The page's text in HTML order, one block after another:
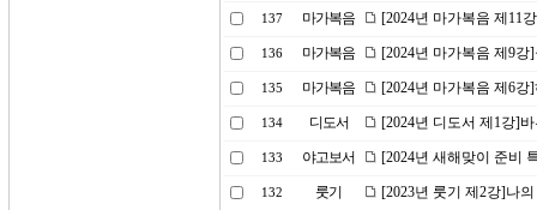
137 마가복음 [2024년 마가복음 제11
136 마가복음 [2024년 마가복음 제9
135 마가복음 [2024년 마가복음 제6
134 디도서 [2024년 디도서 제1강]
133 야고보서 [2024년 새해맞이 준비
132 룻기 [2023년 룻기 제2강]나